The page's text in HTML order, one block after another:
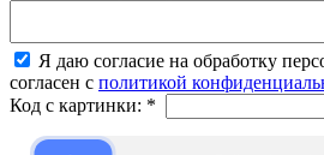
Я даю согласие на обработку
согласен с политикой
Код с картинки: *